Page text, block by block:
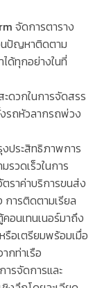
จัดการตาราง
นปัญหาติดตาม
ด้ทุกอย่างในที่
ะดวกในการจัดสรร
รถหัวลากรถพ่วง
ประสิทธิภาพการ
รวดเร็วในการ
ตราค่าบริการขนส่ง
การติดตามเรียล
อนเทนเนอร์มาถึง
รือเตรียมพร้อมเมื่อ
กท่าเรือ
การจัดการและ